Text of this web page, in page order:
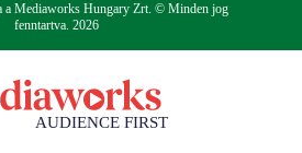
a Mediaworks Hungary Zrt. © Minden jog
fenntartva. 2026